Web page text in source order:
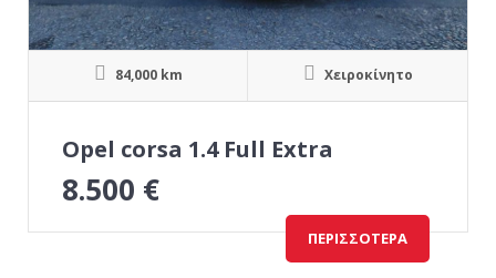
84,000 km Χειροκίνητο
Opel corsa 1.4 Full Extra
8.500 €
ΠΕΡΙΣΣΌΤΕΡΑ